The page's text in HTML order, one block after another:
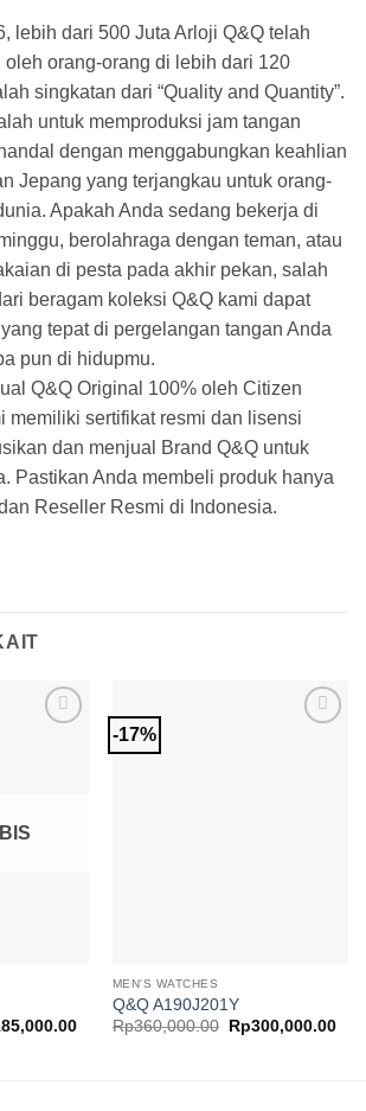
lebih dari 500 Juta Arloji Q&Q telah
orang-orang di lebih dari 120
singkatan dari “Quality and Quantity”.
untuk memproduksi jam tangan
dengan menggabungkan keahlian
Jepang yang terjangkau untuk orang-
Apakah Anda sedang bekerja di
berolahraga dengan teman, atau
di pesta pada akhir pekan, salah
beragam koleksi Q&Q kami dapat
tepat di pergelangan tangan Anda
pun di hidupmu.
Q&Q Original 100% oleh Citizen
memiliki sertifikat resmi dan lisensi
dan menjual Brand Q&Q untuk
Pastikan Anda membeli produk hanya
Reseller Resmi di Indonesia.
Harga
-17%
MEN'S WATCHES
Q&Q A190J201Y
Rp360,000.00
Harga
aslinya
Rp300,000.00